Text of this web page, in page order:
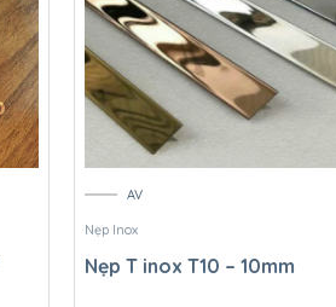
AV
Nẹp Inox
Nẹp T inox T10 – 10mm